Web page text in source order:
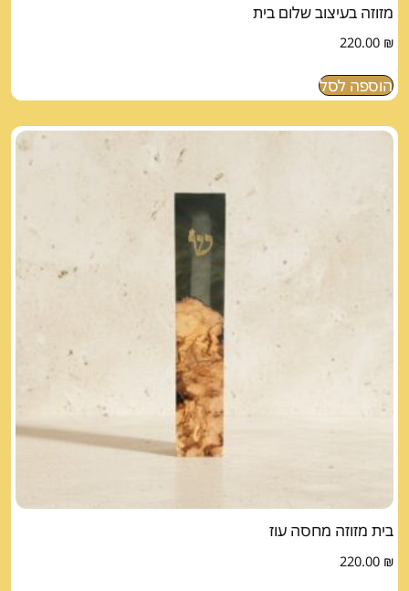
מזוזה בעיצוב שלום בית
220.00 ₪
הוספה לסל
בית מזוזה מחסה עוז
220.00 ₪